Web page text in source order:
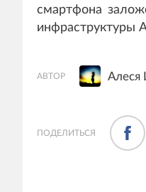
смартфона
инфраструктуры
АВТОР Алеся
ПОДЕЛИТЬСЯ